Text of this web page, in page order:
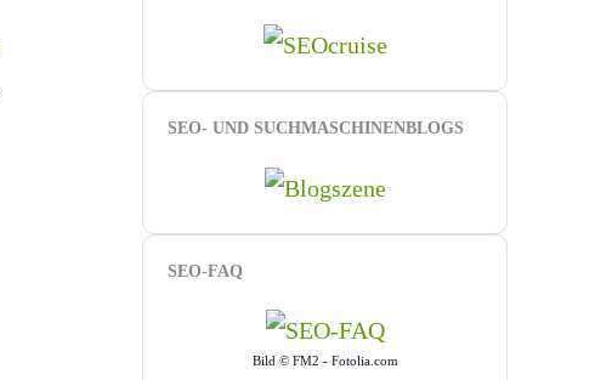
SEO- UND SUCHMASCHINENBLOGS
SEO-FAQ
Bild © FM2 - Fotolia.com